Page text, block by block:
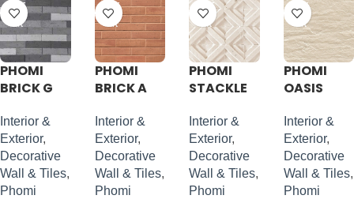
PRE
ORD
ER
PHOMI
BRICK G
230X58
Interior &
Exterior,
Decorative
Wall & Tiles,
Phomi
PRE
ORD
ER
PHOMI
BRICK A
240X60
Interior &
Exterior,
Decorative
Wall & Tiles,
Phomi
PRE
ORD
ER
PHOMI
STACKLE
600X600
Interior &
Exterior,
Decorative
Wall & Tiles,
Phomi
PRE
ORD
ER
PHOMI
OASIS
1200X600
Interior &
Exterior,
Decorative
Wall & Tiles,
Phomi